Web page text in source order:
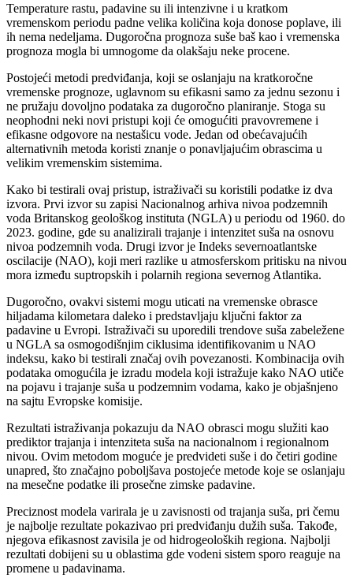
Temperature rastu, padavine su ili intenzivne i u kratkom
vremenskom periodu padne velika količina koja donose poplave, ili
ih nema nedeljama. Dugoročna prognoza suše baš kao i vremenska
prognoza mogla bi umnogome da olakšaju neke procene.
Postojeći metodi predviđanja, koji se oslanjaju na kratkoročne
vremenske prognoze, uglavnom su efikasni samo za jednu sezonu i
ne pružaju dovoljno podataka za dugoročno planiranje. Stoga su
neophodni neki novi pristupi koji će omogućiti pravovremene i
efikasne odgovore na nestašicu vode. Jedan od obećavajućih
alternativnih metoda koristi znanje o ponavljajućim obrascima u
velikim vremenskim sistemima.
Kako bi testirali ovaj pristup, istraživači su koristili podatke iz dva
izvora. Prvi izvor su zapisi Nacionalnog arhiva nivoa podzemnih
voda Britanskog geološkog instituta (NGLA) u periodu od 1960. do
2023. godine, gde su analizirali trajanje i intenzitet suša na osnovu
nivoa podzemnih voda. Drugi izvor je Indeks severnoatlantske
oscilacije (NAO), koji meri razlike u atmosferskom pritisku na nivou
mora između suptropskih i polarnih regiona severnog Atlantika.
Dugoročno, ovakvi sistemi mogu uticati na vremenske obrasce
hiljadama kilometara daleko i predstavljaju ključni faktor za
padavine u Evropi. Istraživači su uporedili trendove suša zabeležene
u NGLA sa osmogodišnjim ciklusima identifikovanim u NAO
indeksu, kako bi testirali značaj ovih povezanosti. Kombinacija ovih
podataka omogućila je izradu modela koji istražuje kako NAO utiče
na pojavu i trajanje suša u podzemnim vodama, kako je objašnjeno
na sajtu Evropske komisije.
Rezultati istraživanja pokazuju da NAO obrasci mogu služiti kao
prediktor trajanja i intenziteta suša na nacionalnom i regionalnom
nivou. Ovim metodom moguće je predvideti suše i do četiri godine
unapred, što značajno poboljšava postojeće metode koje se oslanjaju
na mesečne podatke ili prosečne zimske padavine.
Preciznost modela varirala je u zavisnosti od trajanja suša, pri čemu
je najbolje rezultate pokazivao pri predviđanju dužih suša. Takođe,
njegova efikasnost zavisila je od hidrogeoloških regiona. Najbolji
rezultati dobijeni su u oblastima gde vodeni sistem sporo reaguje na
promene u padavinama.